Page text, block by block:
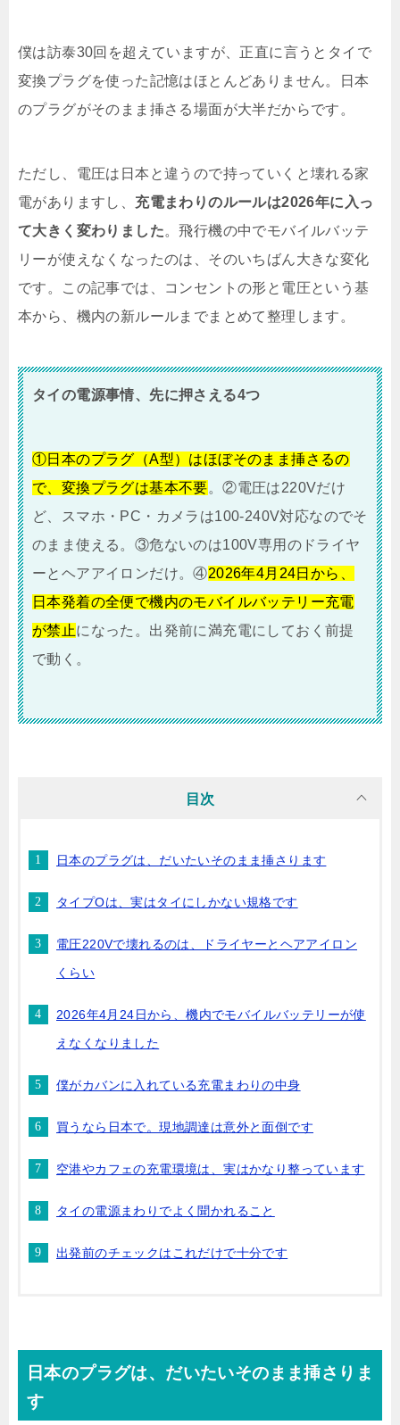
僕は訪泰30回を超えていますが、正直に言うとタイで
変換プラグを使った記憶はほとんどありません。日本
のプラグがそのまま挿さる場面が大半だからです。
ただし、電圧は日本と違うので持っていくと壊れる家
電がありますし、 充電まわりのルールは2026年に入っ
て大きく変わりました。飛行機の中でモバイルバッテ
リーが使えなくなったのは、そのいちばん大きな変化
です。この記事では、コンセントの形と電圧という基
本から、機内の新ルールまでまとめて整理します。
タイの電源事情、先に押さえる4つ
①日本のプラグ（A型）はほぼそのまま挿さるの
で、変換プラグは基本不要。②電圧は220Vだけ
ど、スマホ・PC・カメラは100-240V対応なのでそ
のまま使える。③危ないのは100V専用のドライヤ
ーとヘアアイロンだけ。④2026年4月24日から、
日本発着の全便で機内のモバイルバッテリー充電
が禁止になった。出発前に満充電にしておく前提
で動く。
目次
日本のプラグは、だいたいそのまま挿さります
タイプOは、実はタイにしかない規格です
電圧220Vで壊れるのは、ドライヤーとヘアアイロン
くらい
2026年4月24日から、機内でモバイルバッテリーが使
えなくなりました
僕がカバンに入れている充電まわりの中身
買うなら日本で。現地調達は意外と面倒です
空港やカフェの充電環境は、実はかなり整っています
タイの電源まわりでよく聞かれること
出発前のチェックはこれだけで十分です
日本のプラグは、だいたいそのまま挿さりま
す